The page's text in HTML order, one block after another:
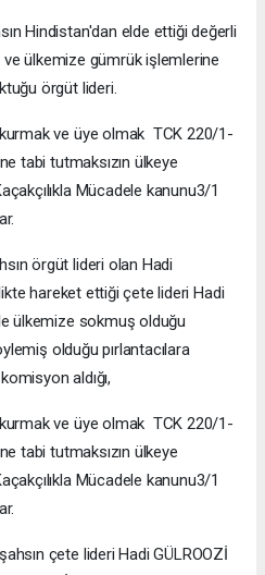
Hindistan'dan elde ettiği değerli
ve ülkemize gümrük işlemlerine
örgüt lideri.
ve üye olmak TCK 220/1-
tabi tutmaksızın ülkeye
Mücadele kanunu3/1
örgüt lideri olan Hadi
hareket ettiği çete lideri Hadi
ülkemize sokmuş olduğu
olduğu pırlantacılara
aldığı,
ve üye olmak TCK 220/1-
tabi tutmaksızın ülkeye
Mücadele kanunu3/1
çete lideri Hadi GÜLROOZİ